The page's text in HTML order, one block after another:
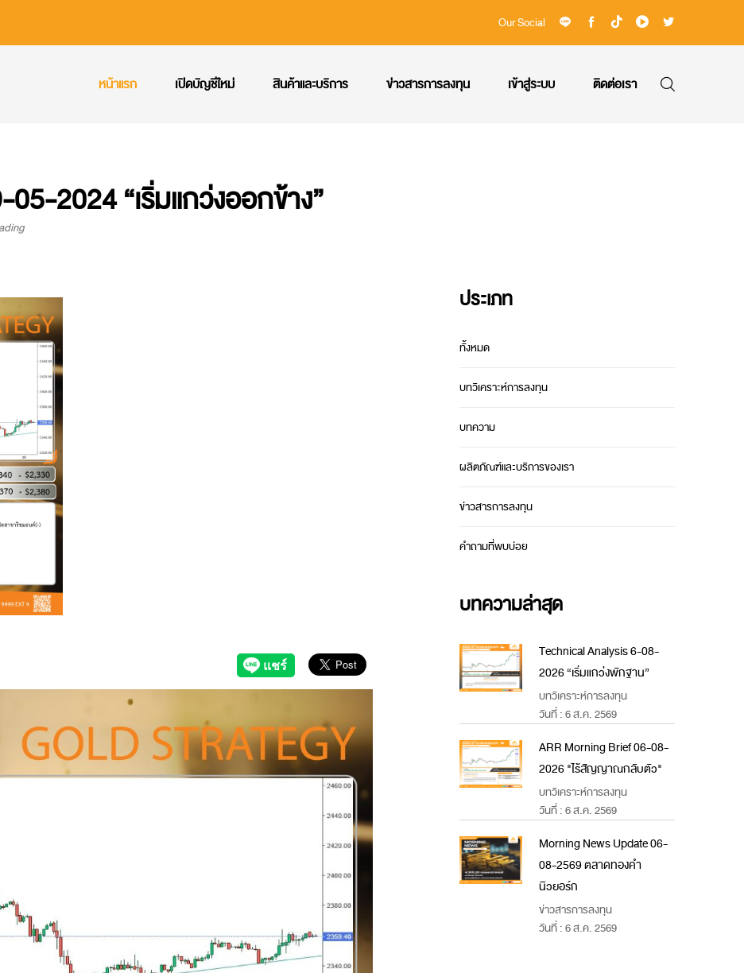
Our Social
หน้าแรก เปิดบัญชีใหม่ สินค้าและบริการ ข่าวสารการลงทุน เข้าสู่ระบบ ติดต่อเรา
2024 “เริ่มแกว่งออกข้าง”
ประเภท
ทั้งหมด
บทวิเคราะห์การลงทุน
บทความ
ผลิตภัณฑ์และบริการของเรา
ข่าวสารการลงทุน
คำถามที่พบบ่อย
บทความล่าสุด
Technical Analysis 6-08-
2026 “เริ่มแกว่งพักฐาน”
บทวิเคราะห์การลงทุน
วันที่ : 6 ส.ค. 2569
ARR Morning Brief 06-08-
2026 "ไร้สัญญาณกลับตัว"
บทวิเคราะห์การลงทุน
วันที่ : 6 ส.ค. 2569
Morning News Update 06-
08-2569 ตลาดทองคำ
นิวยอร์ก
ข่าวสารการลงทุน
วันที่ : 6 ส.ค. 2569